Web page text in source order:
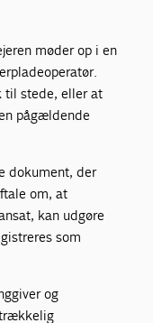
møder op i en
til stede, eller at
pågældende
dokument, der
om, at
kan udgøre
som
og